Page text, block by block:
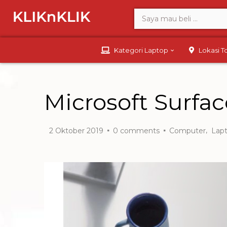
Kategori Laptop Lokasi
Microsoft
2 Oktober 2019 0 comments Computer,